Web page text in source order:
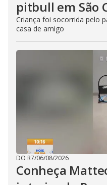
pitbull em São
Criança foi socorrida pelo
casa de amigo
DO R7/06/08/2026
Conheça